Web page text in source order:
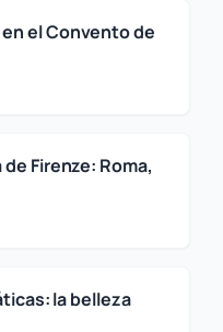
en el Convento de
Firenze: Roma,
la belleza